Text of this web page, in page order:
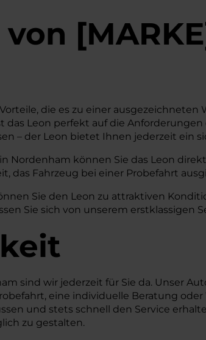
von [MARKE
die es zu einer
Leon perfekt auf die
– der Leon bietet Ihnen jederzeit ein
Nordenham können Sie das Leon
das Fahrzeug bei einer Probefahrt
Sie den Leon zu attraktiven
Sie sich von unserem erstklassigen
sind wir jederzeit für Sie da. Unser
eine individuelle Beratung
und stets schnell den Service
zu gestalten.